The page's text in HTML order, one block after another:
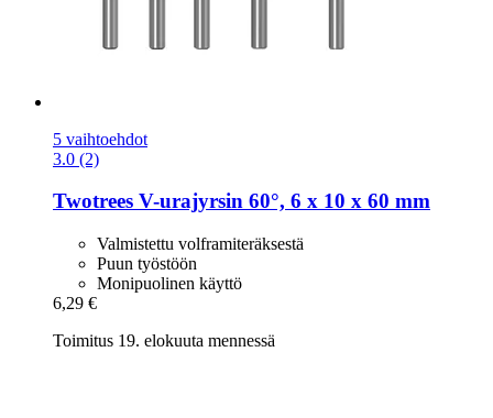
5 vaihtoehdot
3.0 (2)
Twotrees V-​urajyrsin 60°, 6 x 10 x 60 mm
Valmistettu volframiteräksestä
Puun työstöön
Monipuolinen käyttö
6,29 €
Toimitus 19. elokuuta mennessä